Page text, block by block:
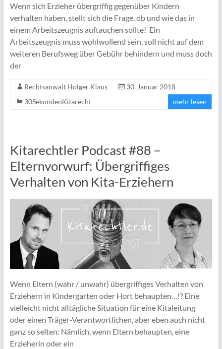
Wenn sich Erzieher übergriffig gegenüber Kindern
verhalten haben, stellt sich die Frage, ob und wie das in
einem Arbeitszeugnis auftauchen sollte! Ein
Arbeitszeugnis muss wohlwollend sein, soll nicht auf dem
weiteren Berufsweg über Gebühr behindern und muss doch
der
Rechtsanwalt Holger Klaus
30. Januar 2018
30SekundenKitarecht
mehr lesen
Kitarechtler Podcast #88 –
Elternvorwurf: Übergriffiges
Verhalten von Kita-Erziehern
Wenn Eltern (wahr / unwahr) übergriffiges Verhalten von
Erziehern in Kindergarten oder Hort behaupten…!? Eine
vielleicht nicht alltägliche Situation für eine Kitaleitung
oder einen Träger-Verantwortlichen, aber eben auch nicht
ganz so selten: Nämlich, wenn Eltern behaupten, eine
Erzieherin oder ein